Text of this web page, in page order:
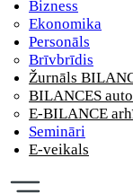
Bizness
Ekonomika
Personāls
Brīvbrīdis
Žurnāls
BILANCES
E-BILANCE
Semināri
E-veikals